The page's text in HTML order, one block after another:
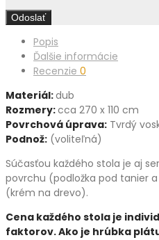
Popis
Ďalšie informácie
Recenzie 0
Materiál:dub
Rozmery:cca 270 x 110 cm
Povrchová úprava: Tvrdý
Podnož: (voliteľná)
Súčasťou každého stola je aj
povrchu (podložka pod tanier
(krém na drevo).
Cena každého stola je
faktorov. Ako je hrúbka